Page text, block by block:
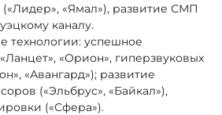
«Ямал»), развитие СМП
каналу.
технологии: успешное
«Орион», гиперзвуковых
«Авангард»); развитие
(«Эльбрус», «Байкал»),
(«Сфера»).